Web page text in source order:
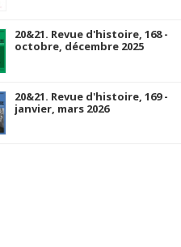
20&21. Revue d'histoire, 168 -
octobre, décembre 2025
20&21. Revue d'histoire, 169 -
janvier, mars 2026